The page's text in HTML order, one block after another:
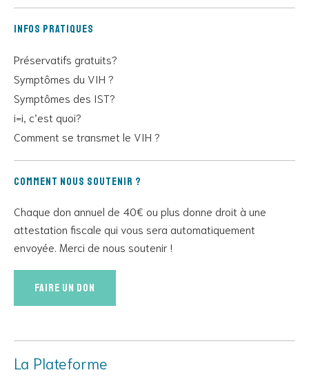
Infos pratiques
Préservatifs gratuits?
Symptômes du VIH ?
Symptômes des IST?
i=i, c’est quoi?
Comment se transmet le VIH ?
Comment nous soutenir ?
Chaque don annuel de 40€ ou plus donne droit à une
attestation fiscale qui vous sera automatiquement
envoyée. Merci de nous soutenir !
Faire un don
La Plateforme